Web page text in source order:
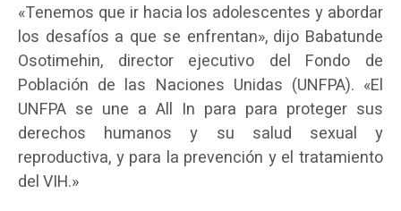
«Tenemos que ir hacia los adolescentes y abordar
los desafíos a que se enfrentan», dijo Babatunde
Osotimehin, director ejecutivo del Fondo de
Población de las Naciones Unidas (UNFPA). «El
UNFPA se une a All In para para proteger sus
derechos humanos y su salud sexual y
reproductiva, y para la prevención y el tratamiento
del VIH.»